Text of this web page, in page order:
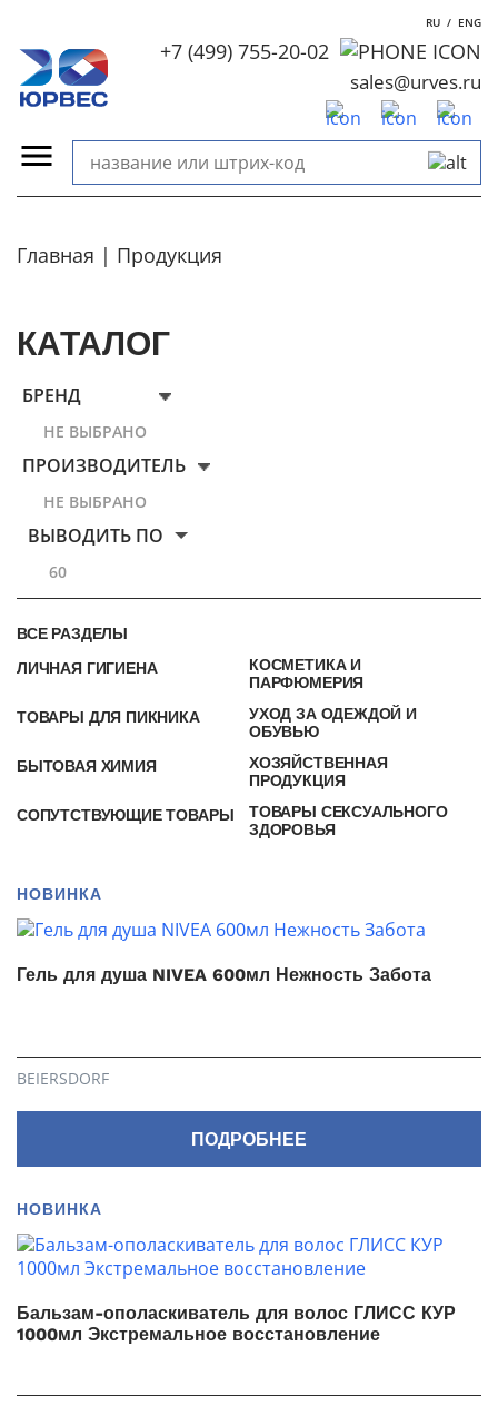
RU / ENG
+7 (499) 755-20-02
sales@urves.ru
Главная Продукция
КАТАЛОГ
БРЕНД
НЕ ВЫБРАНО
ПРОИЗВОДИТЕЛЬ
НЕ ВЫБРАНО
ВЫВОДИТЬ ПО
60
ВСЕ РАЗДЕЛЫ
ЛИЧНАЯ ГИГИЕНА
КОСМЕТИКА И
ПАРФЮМЕРИЯ
ТОВАРЫ ДЛЯ ПИКНИКА
УХОД ЗА ОДЕЖДОЙ И
ОБУВЬЮ
БЫТОВАЯ ХИМИЯ
ХОЗЯЙСТВЕННАЯ
ПРОДУКЦИЯ
СОПУТСТВУЮЩИЕ ТОВАРЫ
ТОВАРЫ СЕКСУАЛЬНОГО
ЗДОРОВЬЯ
НОВИНКА
Гель для душа NIVEA 600мл Нежность Забота
BEIERSDORF
ПОДРОБНЕЕ
НОВИНКА
Бальзам-ополаскиватель для волос ГЛИСС КУР
1000мл Экстремальное восстановление